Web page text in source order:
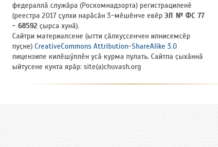
федераллӑ служӑра (Роскомнадзорта) регистрациленӗ
(реестра 2017 ҫулхи нарӑсӑн 3-мӗшӗнче евӗр ЭЛ № ФС 77
- 68592 ҫырса хунӑ).
Сайтри материалсене (ытти ҫӑлкуҫсенчен илнисемсӗр
пуҫне) CreativeCommons Attribution-ShareAlike 3.0
лицензипе килӗшӳллӗн усӑ курма пулать. Сайтпа ҫыхӑннӑ
ыйтусене кунта ярӑр: site(a)chuvash.org